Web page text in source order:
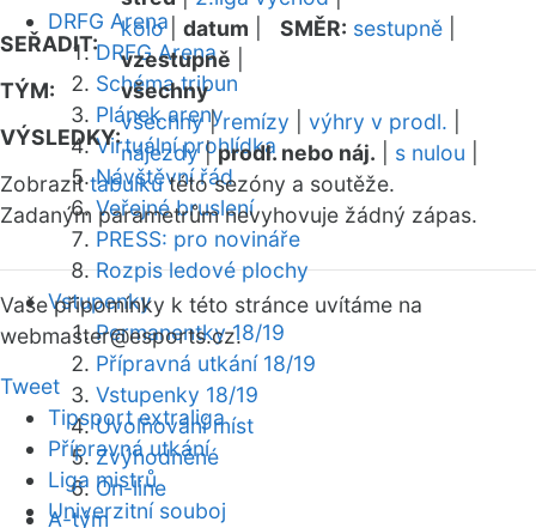
DRFG Arena
DRFG Arena
Schéma tribun
Plánek areny
Virtuální prohlídka
Návštěvní řád
Veřejné bruslení
PRESS: pro novináře
Rozpis ledové plochy
Vstupenky
Permanentky 18/19
Přípravná utkání 18/19
Vstupenky 18/19
Uvolňování míst
Zvýhodněné
On-line
A-tým
SEŘADIT:
kolo| datum SMĚR: sestupně
vzestupně
TÝM:
všechny
VÝSLEDKY:
všechny|remízy výhry v prodl.
nájezdy|prodl. nebo náj. s nulou
Zobrazittabulkutéto sezóny a soutěže.
Zadaným parametrům nevyhovuje žádný zápas.
Vaše připomínky k této stránce uvítáme na
webmaster@esports.cz.
Tweet
Tipsport extraliga
Přípravná utkání
Liga mistrů
Univerzitní souboj